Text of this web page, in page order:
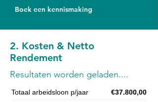
Boek een kennismaking
2. Kosten & Netto
Rendement
Resultaten worden geladen....
Totaal arbeidsloon p/jaar
€37.800,00